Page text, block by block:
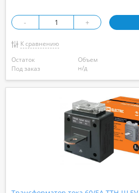
- +
К сравнению
Остаток
Под заказ
Объем
н/д